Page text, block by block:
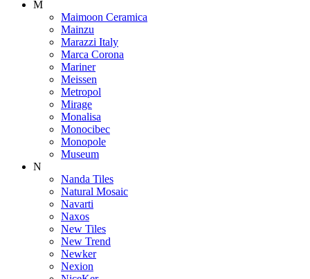
M
Maimoon Ceramica
Mainzu
Marazzi Italy
Marca Corona
Mariner
Meissen
Metropol
Mirage
Monalisa
Monocibec
Monopole
Museum
N
Nanda Tiles
Natural Mosaic
Navarti
Naxos
New Tiles
New Trend
Newker
Nexion